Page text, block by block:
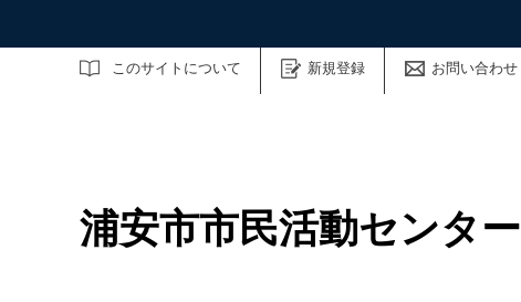
このサイトについて 新規登録 お問い合わせ
サイト内検索
浦安市市民活動センター